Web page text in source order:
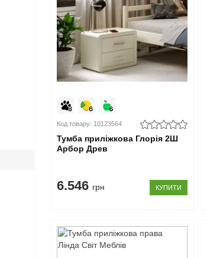
Код товару: 10123564
Тумба приліжкова Глорія 2Ш
Арбор Древ
6.546 грн КУПИТИ